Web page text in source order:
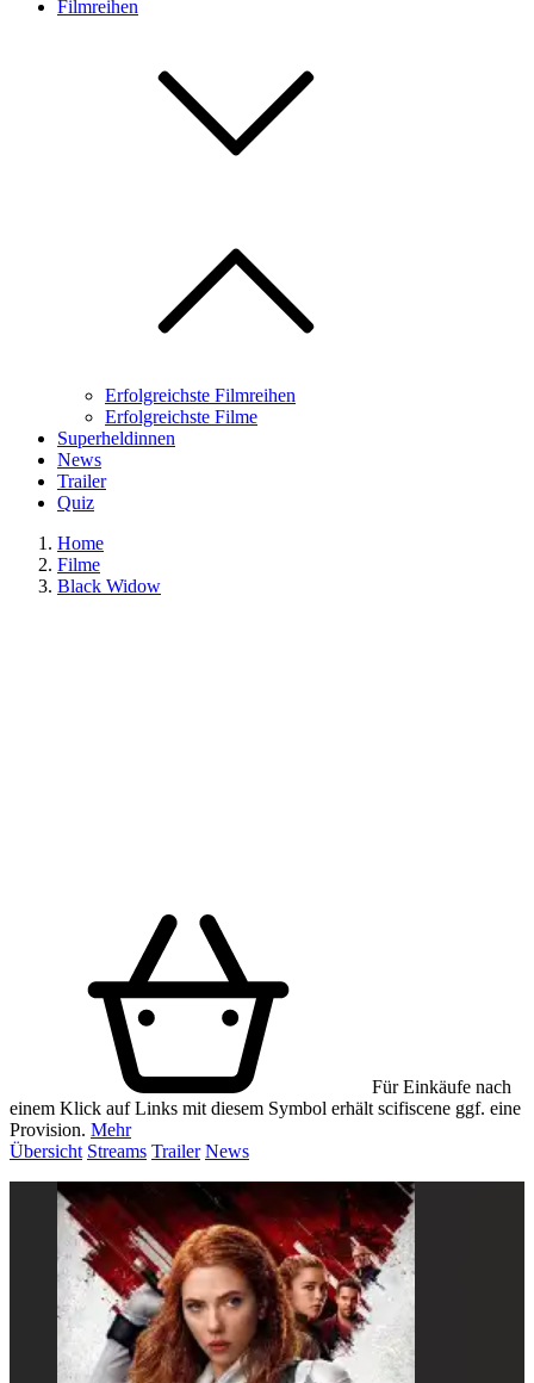
Filmreihen
Erfolgreichste Filmreihen
Erfolgreichste Filme
Superheldinnen
News
Trailer
Quiz
Home
Filme
Black Widow
Für Einkäufe nach
einem Klick auf Links mit diesem Symbol erhält scifiscene ggf. eine
Provision. Mehr
Übersicht Streams Trailer News